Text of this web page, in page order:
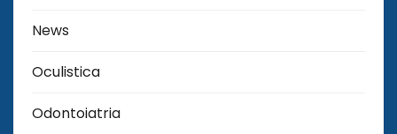
News
Oculistica
Odontoiatria